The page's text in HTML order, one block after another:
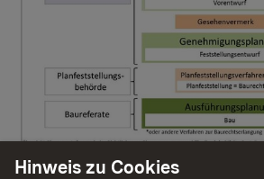
Planungsablauf in der
Hinweis zu Cookies